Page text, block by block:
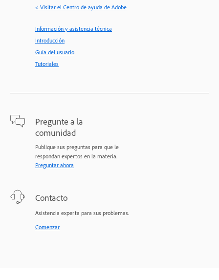
< Visitar el Centro de ayuda de Adobe
Información y asistencia técnica
Introducción
Guía del usuario
Tutoriales
Pregunte a la
comunidad
Publique sus preguntas para que le
respondan expertos en la materia.
Preguntar ahora
Contacto
Asistencia experta para sus problemas.
Comenzar